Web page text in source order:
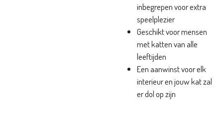
inbegrepen voor extra
speelplezier
Geschikt voor mensen
met katten van alle
leeftijden
Een aanwinst voor elk
interieur en jouw kat zal
er dol op zijn